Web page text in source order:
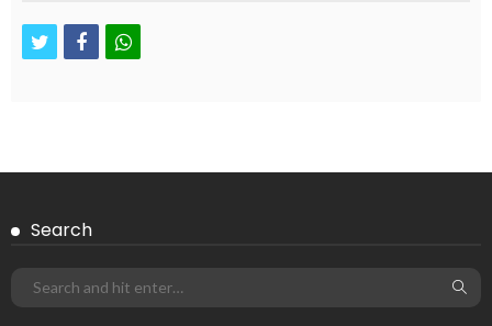
twitterfacebookwhatsapp
Search